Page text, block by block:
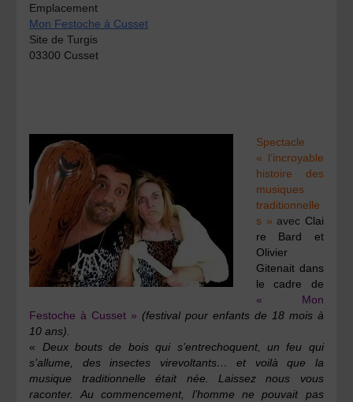
Emplacement
Mon Festoche à Cusset
Site de Turgis
03300 Cusset
Spectacle
« l’incroyable
histoire des
musiques
traditionnelle
s » avec Clai
re Bard et
Olivier
Gitenait dans
le cadre de
« Mon
Festoche à Cusset » (festival pour enfants de 18 mois à
10 ans).
« Deux bouts de bois qui s’entrechoquent, un feu qui
s’allume, des insectes virevoltants… et voilà que la
musique traditionnelle était née. Laissez nous vous
raconter. Au commencement, l’homme ne pouvait pas